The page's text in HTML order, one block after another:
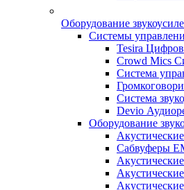
Оборудование
Системы
Tesira
Crowd Mics
Система
Система
Devio
Оборудование
Сабвуферы